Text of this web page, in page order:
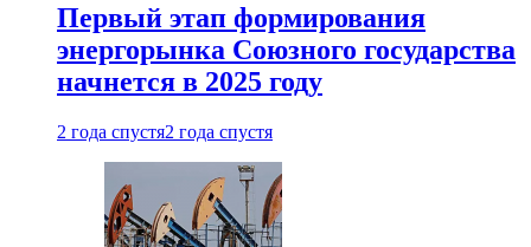
Первый этап формирования
энергорынка Союзного государства
начнется в 2025 году
2 года спустя2 года спустя